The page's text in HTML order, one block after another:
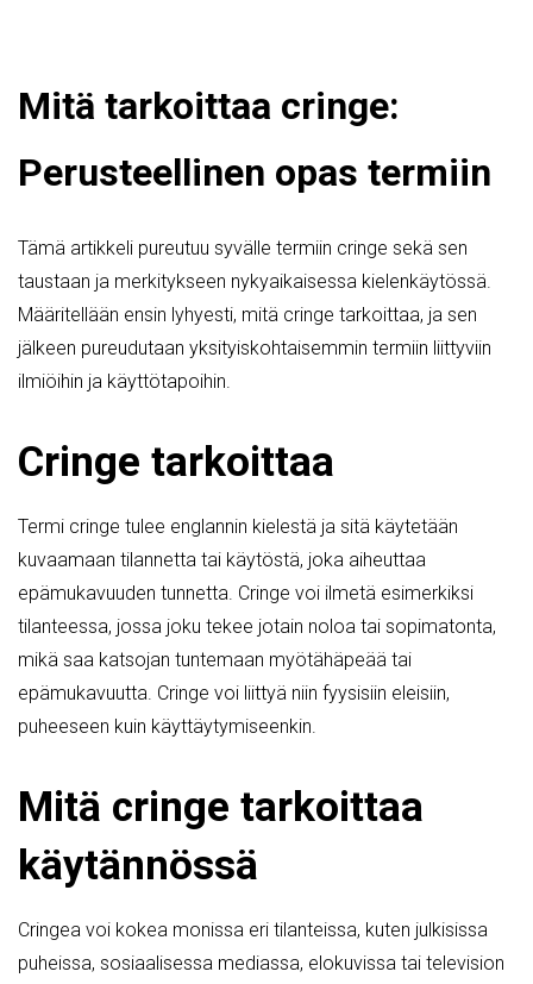
Mitä tarkoittaa cringe:
Perusteellinen opas termiin
Tämä artikkeli pureutuu syvälle termiin cringe sekä sen
taustaan ja merkitykseen nykyaikaisessa kielenkäytössä.
Määritellään ensin lyhyesti, mitä cringe tarkoittaa, ja sen
jälkeen pureudutaan yksityiskohtaisemmin termiin liittyviin
ilmiöihin ja käyttötapoihin.
Cringe tarkoittaa
Termi cringe tulee englannin kielestä ja sitä käytetään
kuvaamaan tilannetta tai käytöstä, joka aiheuttaa
epämukavuuden tunnetta. Cringe voi ilmetä esimerkiksi
tilanteessa, jossa joku tekee jotain noloa tai sopimatonta,
mikä saa katsojan tuntemaan myötähäpeää tai
epämukavuutta. Cringe voi liittyä niin fyysisiin eleisiin,
puheeseen kuin käyttäytymiseenkin.
Mitä cringe tarkoittaa
käytännössä
Cringea voi kokea monissa eri tilanteissa, kuten julkisissa
puheissa, sosiaalisessa mediassa, elokuvissa tai television